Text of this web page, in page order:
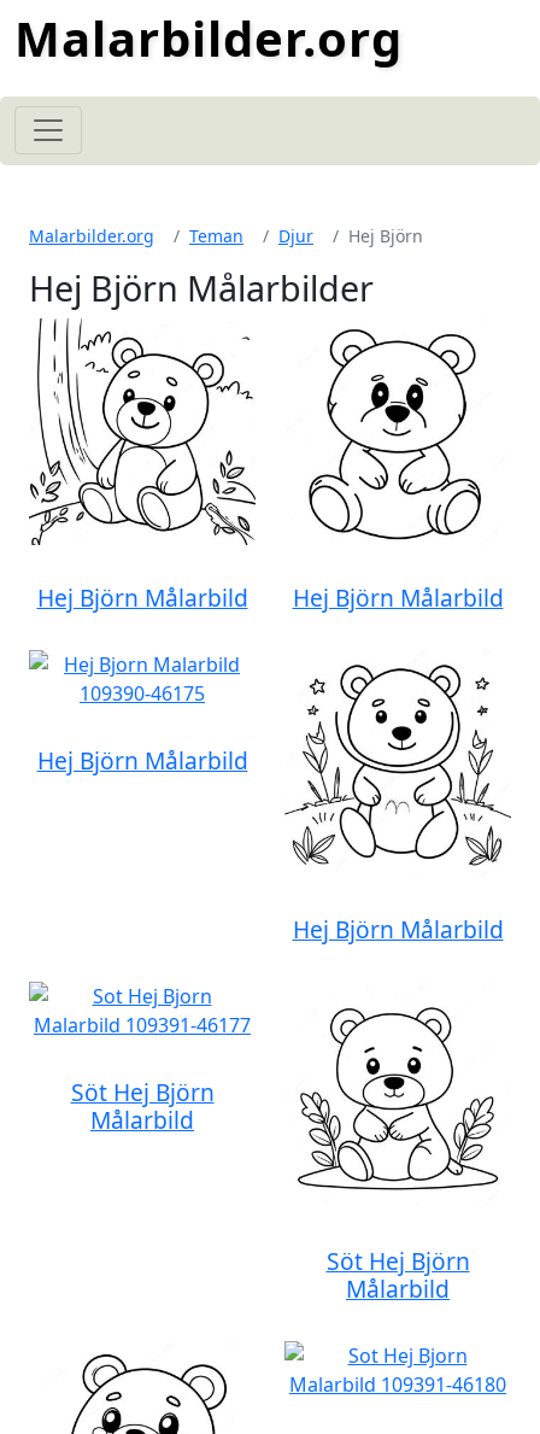
Malarbilder.org
Malarbilder.org Teman Djur Hej Björn
Hej Björn Målarbilder
Hej Björn Målarbild Hej Björn Målarbild
Hej Björn Målarbild
Hej Björn Målarbild
Söt Hej Björn
Målarbild
Söt Hej Björn
Målarbild